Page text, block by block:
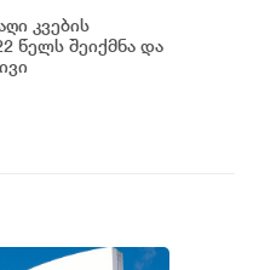
კვების
წელს შეიქმნა და